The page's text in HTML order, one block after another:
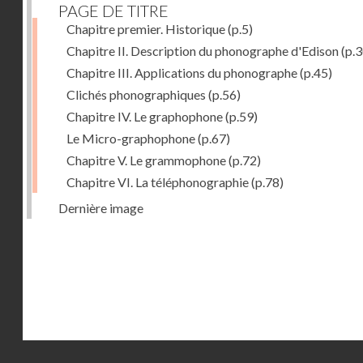
PAGE DE TITRE
Chapitre premier. Historique(p.5)
Chapitre II. Description du phonographe d'Edison
Chapitre III. Applications du phonographe(p.45)
Clichés phonographiques (p.56)
Chapitre IV. Le graphophone(p.59)
Le Micro-graphophone(p.67)
Chapitre V. Le grammophone(p.72)
Chapitre VI. La téléphonographie(p.78)
Dernière image